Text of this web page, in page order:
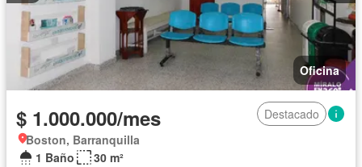
Oficina
$ 1.000.000/mes
Destacado
Boston, Barranquilla
1 Baño
30 m²